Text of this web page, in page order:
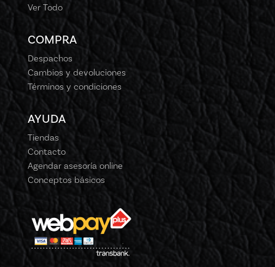
Ver Todo
COMPRA
Despachos
Cambios y devoluciones
Términos y condiciones
AYUDA
Tiendas
Contacto
Agendar asesoría online
Conceptos básicos